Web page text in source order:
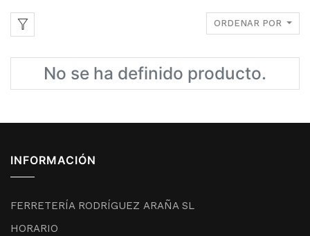
ORDENAR POR
No se ha definido producto.
INFORMACIÓN
FERRETERÍA RODRÍGUEZ ARAÑA SL
HORARIO